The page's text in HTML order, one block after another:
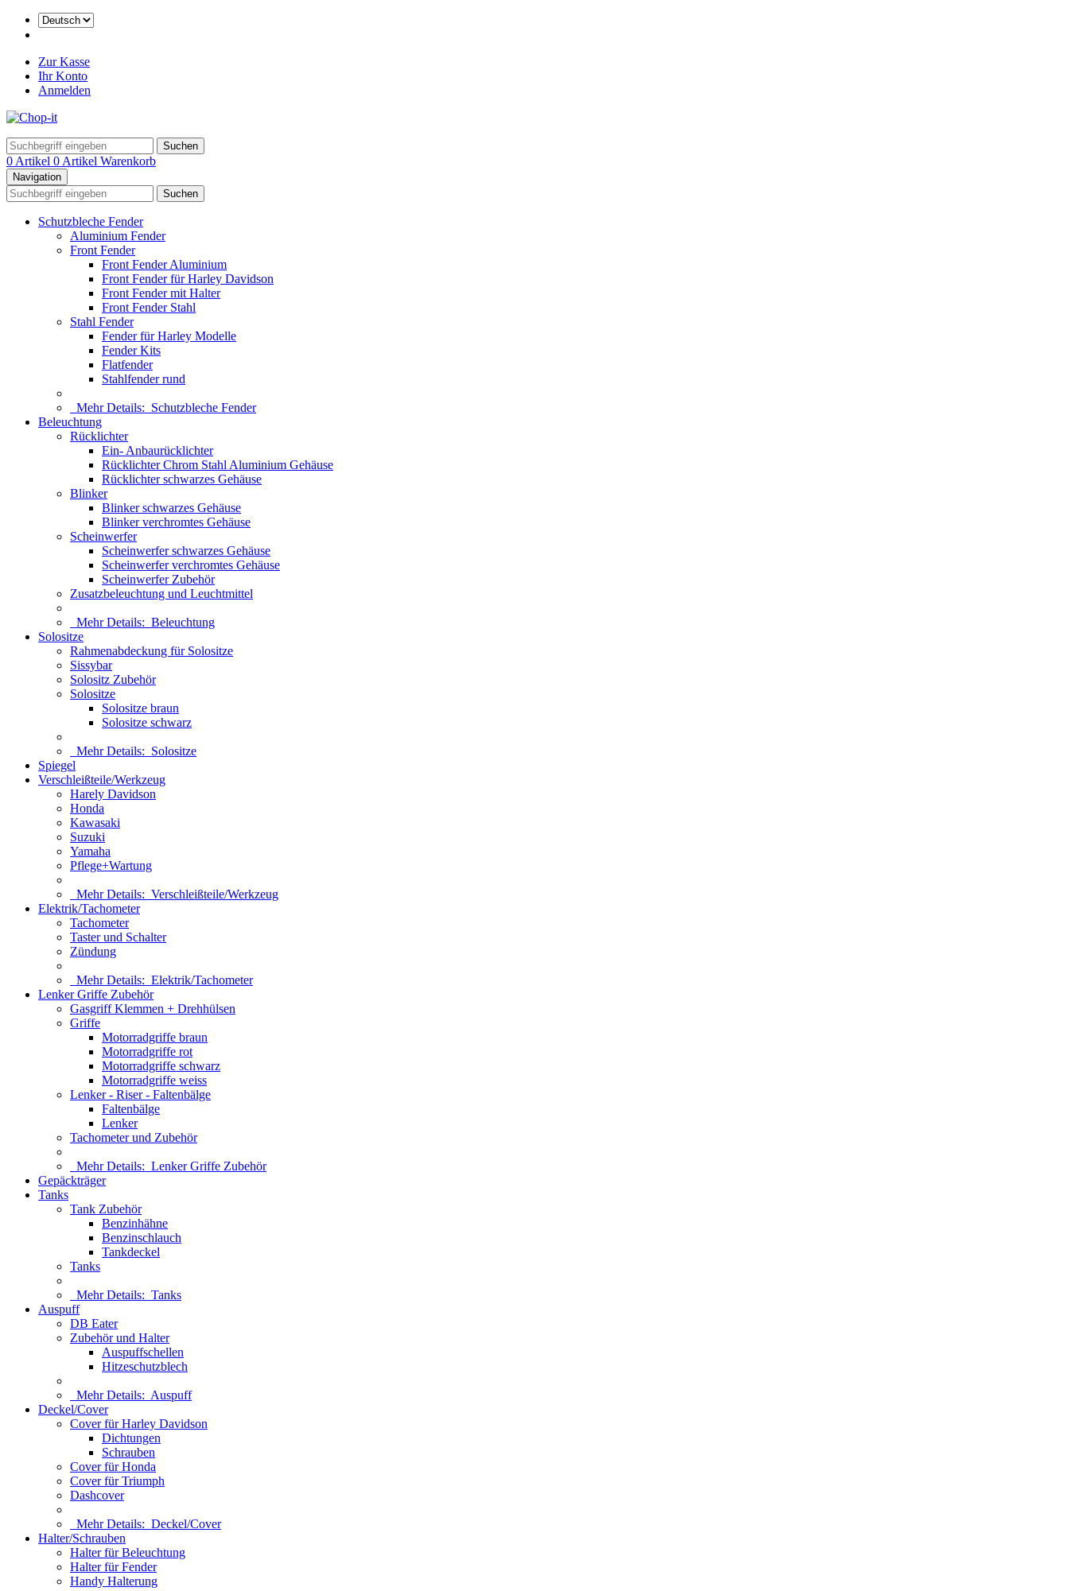
Zur Kasse
Ihr Konto
Anmelden
Suchen
0 Artikel 0 Artikel Warenkorb
Navigation
Suchen
Schutzbleche Fender
Aluminium Fender
Front Fender
Front Fender Aluminium
Front Fender für Harley Davidson
Front Fender mit Halter
Front Fender Stahl
Stahl Fender
Fender für Harley Modelle
Fender Kits
Flatfender
Stahlfender rund
Mehr Details: Schutzbleche Fender
Beleuchtung
Rücklichter
Ein- Anbaurücklichter
Rücklichter Chrom Stahl Aluminium Gehäuse
Rücklichter schwarzes Gehäuse
Blinker
Blinker schwarzes Gehäuse
Blinker verchromtes Gehäuse
Scheinwerfer
Scheinwerfer schwarzes Gehäuse
Scheinwerfer verchromtes Gehäuse
Scheinwerfer Zubehör
Zusatzbeleuchtung und Leuchtmittel
Mehr Details: Beleuchtung
Solositze
Rahmenabdeckung für Solositze
Sissybar
Solositz Zubehör
Solositze
Solositze braun
Solositze schwarz
Mehr Details: Solositze
Spiegel
Verschleißteile/Werkzeug
Harely Davidson
Honda
Kawasaki
Suzuki
Yamaha
Pflege+Wartung
Mehr Details: Verschleißteile/Werkzeug
Elektrik/Tachometer
Tachometer
Taster und Schalter
Zündung
Mehr Details: Elektrik/Tachometer
Lenker Griffe Zubehör
Gasgriff Klemmen + Drehhülsen
Griffe
Motorradgriffe braun
Motorradgriffe rot
Motorradgriffe schwarz
Motorradgriffe weiss
Lenker - Riser - Faltenbälge
Faltenbälge
Lenker
Tachometer und Zubehör
Mehr Details: Lenker Griffe Zubehör
Gepäckträger
Tanks
Tank Zubehör
Benzinhähne
Benzinschlauch
Tankdeckel
Tanks
Mehr Details: Tanks
Auspuff
DB Eater
Zubehör und Halter
Auspuffschellen
Hitzeschutzblech
Mehr Details: Auspuff
Deckel/Cover
Cover für Harley Davidson
Dichtungen
Schrauben
Cover für Honda
Cover für Triumph
Dashcover
Mehr Details: Deckel/Cover
Halter/Schrauben
Halter für Beleuchtung
Halter für Fender
Handy Halterung